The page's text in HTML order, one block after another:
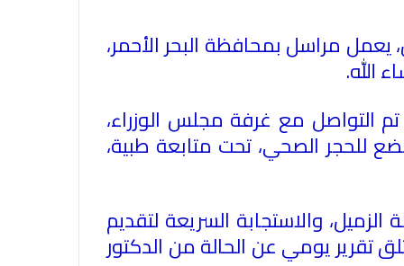
مراسل بمحافظة البحر الأحمر،
الله.
تم التواصل مع غرفة مجلس الوزراء،
للحجر الصحي، تحت متابعة طبية،
والاستجابة السريعة لتقديم
تقرير يومي عن الحالة من الدكتور